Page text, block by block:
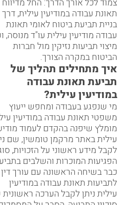
צמוד לכל אורך הדרך: החל מדיווח
תאונת עבודה במודיעין עילית, דרך
בניית תביעת ביטוח לאומי תאונת
עבודה מודיעין עילית עו"ד מנוסה,
מיצוי תביעות נזיקין מול חברות
הביטוח במקרה הצורך.
איך מתחילים תהליך של
תביעת תאונת עבודה
במודיעין עילית?
מי שנפגע בעבודה ומחפש ייעוץ
משפטי תאונת עבודה במודיעין
מומלץ שיפנה בהקדם לעמוד
עילית באתר מרקמן טומשין, שם
לקבל מידע ראשוני על הזכויות,
הפגיעות המוכרות והשלבים
כבר בשיחה הראשונה עם עורך דין
לתביעות תאונת עבודה במודיעין
עילית ניתן לקבל הערכה